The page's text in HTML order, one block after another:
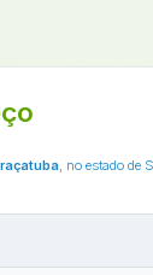
, no estado de